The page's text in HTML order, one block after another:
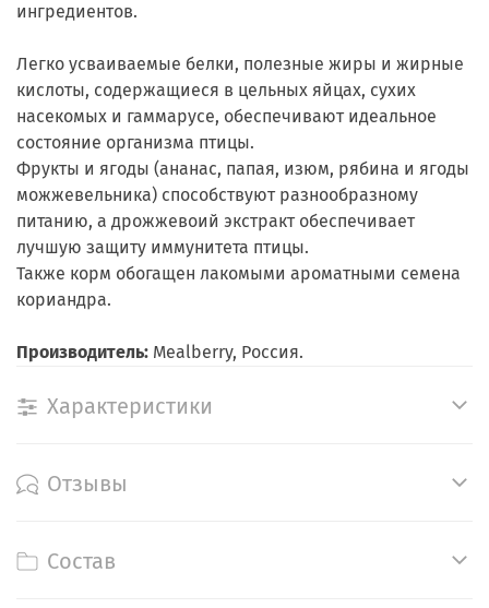
ингредиентов.
Легко усваиваемые белки, полезные жиры и жирные
кислоты, содержащиеся в цельных яйцах, сухих
насекомых и гаммарусе, обеспечивают идеальное
состояние организма птицы.
Фрукты и ягоды (ананас, папая, изюм, рябина и ягоды
можжевельника) способствуют разнообразному
питанию, а дрожжевоий экстракт обеспечивает
лучшую защиту иммунитета птицы.
Также корм обогащен лакомыми ароматными семена
кориандра.
Производитель: Mealberry, Россия.
Характеристики
Отзывы
Состав